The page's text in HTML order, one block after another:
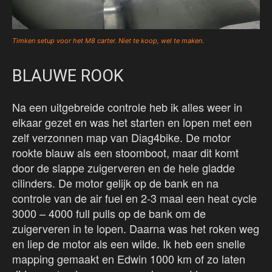
Timken setup voor het M8 carter. Niet te koop, wel te maken.
BLAUWE ROOK
Na een uitgebreide controle heb ik alles weer in
elkaar gezet en was het starten en lopen met een
zelf verzonnen map van Diag4bike. De motor
rookte blauw als een stoomboot, maar dit komt
door de slappe zuigerveren en de hele gladde
cilinders. De motor gelijk op de bank en na
controle van de air fuel en 2-3 maal een heat cycle
3000 – 4000 full pulls op de bank om de
zuigerveren in te lopen. Daarna was het roken weg
en liep de motor als een wilde. Ik heb een snelle
mapping gemaakt en Edwin 1000 km of zo laten